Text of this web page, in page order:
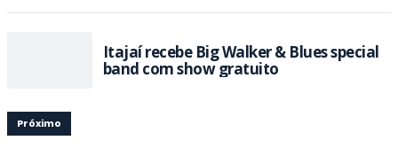
Itajaí recebe Big Walker & Blues special
band com show gratuito
Próximo